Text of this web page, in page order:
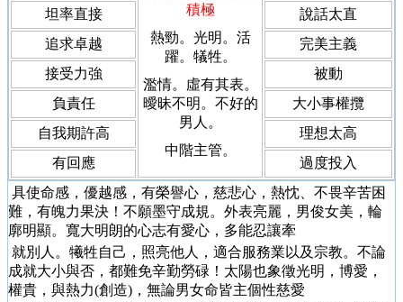
積極
熱勁。光明。活
躍。犠牲。
濫情。虛有其表。
曖昧不明。不好的
男人。
中階主管。
坦率直接
說話太直
追求卓越
完美主義
接受力強
被動
負責任
大小事權攬
自我期許高
理想太高
有回應
過度投入
具使命感，優越感，有榮譽心，慈悲心，熱忱、不畏辛苦困
難，有魄力果決！不願墨守成規。外表亮麗，男俊女美，輪
廓明顯。寬大明朗的心志有愛心，多能忍讓牽
就別人。犧牲自己，照亮他人，適合服務業以及宗教。不論
成就大小與否，都難免辛勤勞碌！太陽也象徵光明，博愛，
權貴，與熱力(創造)，無論男女命皆主個性慈愛